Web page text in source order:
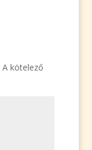
A kötelező